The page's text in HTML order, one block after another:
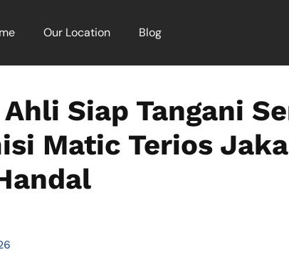
Our Location Blog
Siap Tangani
Matic Terios